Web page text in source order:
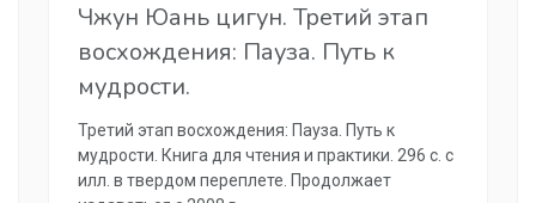
Чжун Юань цигун. Третий этап
восхождения: Пауза. Путь к
мудрости.
Третий этап восхождения: Пауза. Путь к
мудрости. Книга для чтения и практики. 296 с. с
илл. в твердом переплете. Продолжает